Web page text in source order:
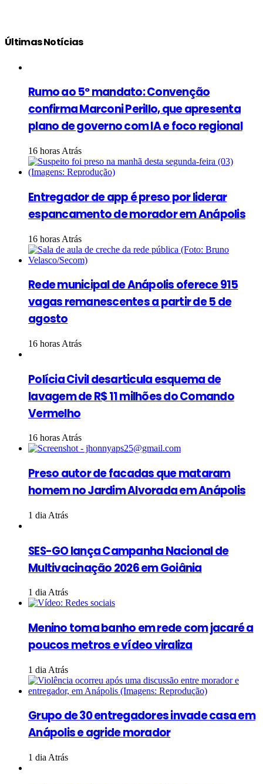
Últimas Notícias
Rumo ao 5º mandato: Convenção
confirma Marconi Perillo, que apresenta
plano de governo com IA e foco regional
16 horas Atrás
Entregador de app é preso por liderar
espancamento de morador em Anápolis
16 horas Atrás
Rede municipal de Anápolis oferece 915
vagas remanescentes a partir de 5 de
agosto
16 horas Atrás
Polícia Civil desarticula esquema de
lavagem de R$ 11 milhões do Comando
Vermelho
16 horas Atrás
Preso autor de facadas que mataram
homem no Jardim Alvorada em Anápolis
1 dia Atrás
SES-GO lança Campanha Nacional de
Multivacinação 2026 em Goiânia
1 dia Atrás
Menino toma banho em rede com jacaré a
poucos metros e vídeo viraliza
1 dia Atrás
Grupo de 30 entregadores invade casa em
Anápolis e agride morador
1 dia Atrás